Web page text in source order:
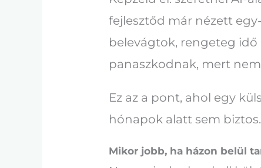
fejlesztőd már nézett
belevágtok, rengeteg idő
panaszkodnak, mert
Ez az a pont, ahol egy
hónapok alatt sem biztos.
Mikor jobb, ha házon belül